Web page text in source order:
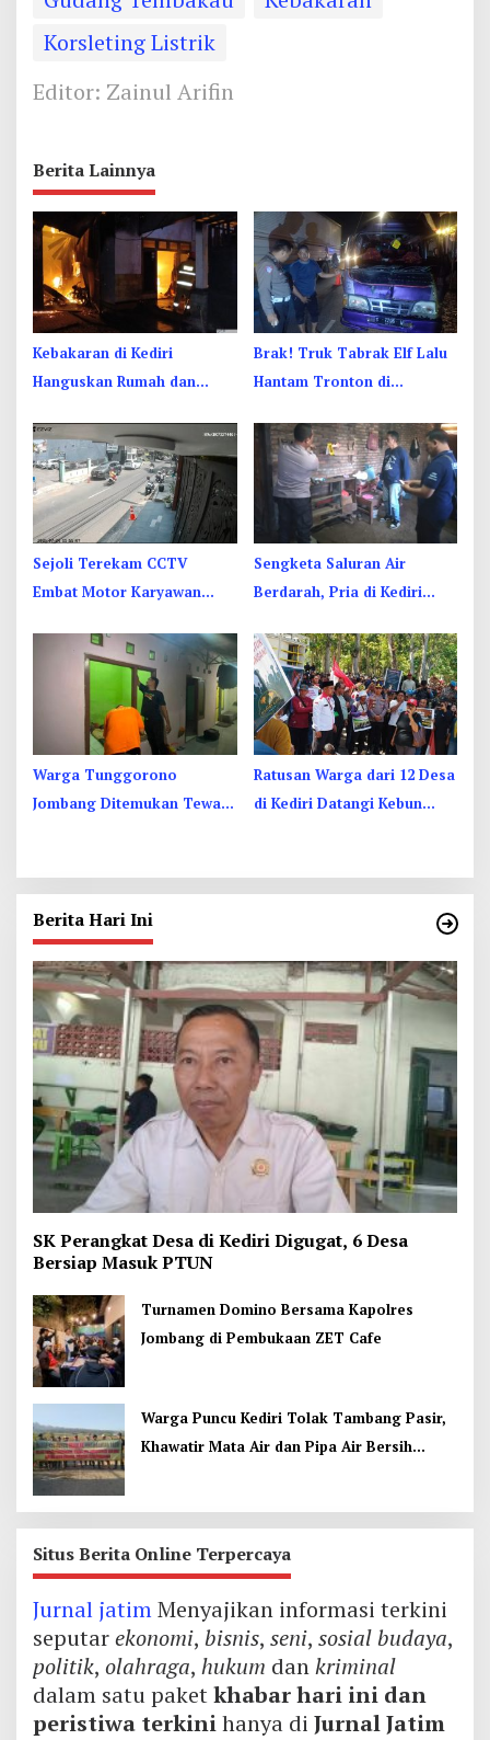
Korsleting Listrik
Editor: Zainul Arifin
Berita Lainnya
Kebakaran di Kediri
Hanguskan Rumah dan
Capai Rp1 Miliar
Brak! Truk Tabrak Elf Lalu
Hantam Tronton di
Terjepit
Sejoli Terekam CCTV
Embat Motor Karyawan
Kamar Jenazah
Sengketa Saluran Air
Berdarah, Pria di Kediri
Tetangga
Warga Tunggorono
Jombang Ditemukan Tewas
Ratusan Warga dari 12 Desa
di Kediri Datangi Kebun
Berita Hari Ini
SK Perangkat Desa di Kediri Digugat, 6 Desa
Bersiap Masuk PTUN
Turnamen Domino Bersama Kapolres
Jombang di Pembukaan ZET Cafe
Warga Puncu Kediri Tolak Tambang Pasir,
Khawatir Mata Air dan Pipa Air Bersih
Situs Berita Online Terpercaya
Jurnal jatimMenyajikan informasi terkini
seputarekonomi, bisnis, seni, sosial budaya,
politik, olahraga, hukum dankriminal
dalam satu paketkhabar hari ini dan
peristiwa terkinihanya di Jurnal Jatim